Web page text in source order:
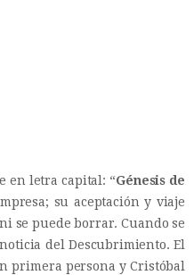
en letra capital: “Génesis de
su aceptación y viaje
se puede borrar. Cuando se
del Descubrimiento. El
primera persona y Cristóbal